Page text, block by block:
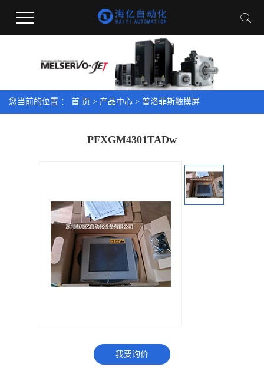
您当前的位置 ： 首 页 > 产品中心 > 普洛菲斯触摸屏
PFXGM4301TADw
我要询价